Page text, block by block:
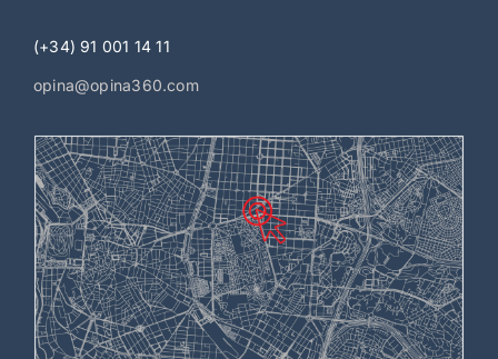
(+34) 91 001 14 11
opina@opina360.com